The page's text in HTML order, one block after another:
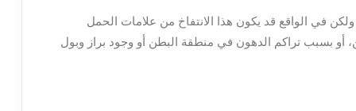
في الواقع قد يكون هذا الانتفاخ من علامات الحمل
أو بسبب تراكم الدهون في منطقة البطن أو وجود براز وبول